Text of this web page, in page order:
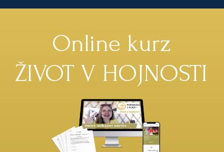
Online kurz
ŽIVOT V HOJNOSTI